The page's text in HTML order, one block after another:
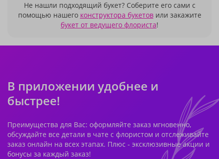
Не нашли подходящий букет? Соберите его сами с
помощью нашего конструктора букетовили закажите
букет от ведущего флориста!
В приложении удобнее и
быстрее!
Преимущества для Вас: оформляйте заказ мгновенно,
обсуждайте все детали в чате с флористом и отслеживайте
заказ онлайн на всех этапах. Плюс - эксклюзивные акции и
бонусы за каждый заказ!